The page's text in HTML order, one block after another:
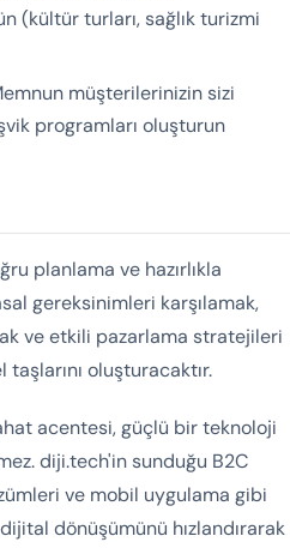
(kültür turları, sağlık turizmi
müşterilerinizin sizi
programları oluşturun
planlama ve hazırlıkla
gereksinimleri karşılamak,
ve etkili pazarlama stratejileri
taşlarını oluşturacaktır.
acentesi, güçlü bir teknoloji
diji.tech'in sunduğu B2C
ve mobil uygulama gibi
dönüşümünü hızlandırarak